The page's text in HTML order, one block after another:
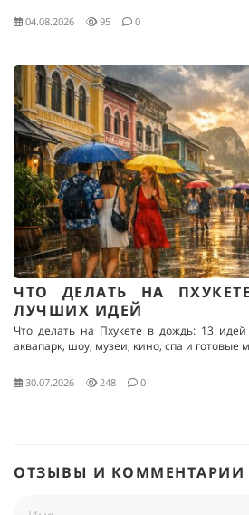
04.08.2026 95 0
ЧТО ДЕЛАТЬ НА
ЛУЧШИХ ИДЕЙ
Что делать на Пхукете в дождь: 13
аквапарк, шоу, музеи, кино, спа и готовые
30.07.2026 248 0
ОТЗЫВЫ И КОММЕНТАРИИ